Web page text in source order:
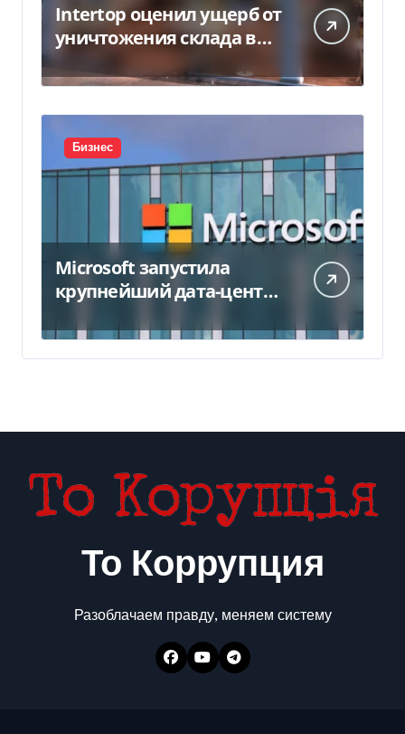
Intertop оценил ущерб от
уничтожения склада в
450 млн грн
Бизнес
Microsoft запустила
крупнейший дата-центр
миллиарда
То Коррупция
Разоблачаем правду, меняем систему